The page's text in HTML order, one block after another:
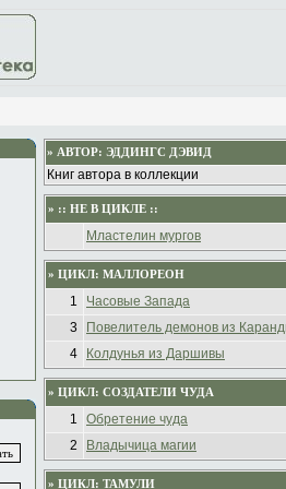
» АВТОР: ЭДДИНГС ДЭВИД
Книг автора в коллекции
» :: НЕ В ЦИКЛЕ ::
Мластелин мургов
» ЦИКЛ: МАЛЛОРЕОН
1
Часовые Запада
3
Повелитель демонов из
4
Колдунья из Даршивы
» ЦИКЛ: СОЗДАТЕЛИ ЧУДА
1
Обретение чуда
2
Владычица магии
» ЦИКЛ: ТАМУЛИ